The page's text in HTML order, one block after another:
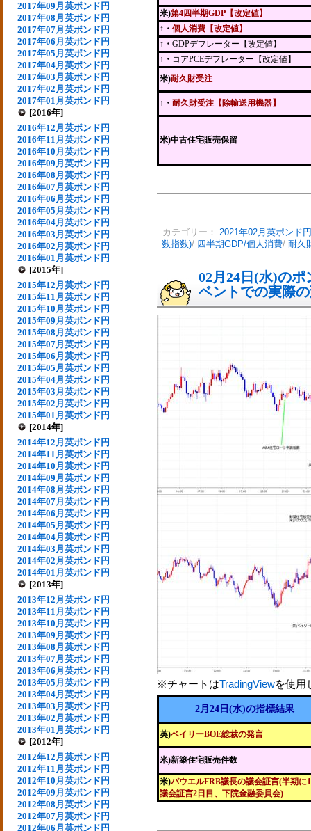
2017年09月英ポンド円
2017年08月英ポンド円
2017年07月英ポンド円
2017年06月英ポンド円
2017年05月英ポンド円
2017年04月英ポンド円
2017年03月英ポンド円
2017年02月英ポンド円
2017年01月英ポンド円
[2016年]
2016年12月英ポンド円
2016年11月英ポンド円
2016年10月英ポンド円
2016年09月英ポンド円
2016年08月英ポンド円
2016年07月英ポンド円
2016年06月英ポンド円
2016年05月英ポンド円
2016年04月英ポンド円
2016年03月英ポンド円
2016年02月英ポンド円
2016年01月英ポンド円
[2015年]
2015年12月英ポンド円
2015年11月英ポンド円
2015年10月英ポンド円
2015年09月英ポンド円
2015年08月英ポンド円
2015年07月英ポンド円
2015年06月英ポンド円
2015年05月英ポンド円
2015年04月英ポンド円
2015年03月英ポンド円
2015年02月英ポンド円
2015年01月英ポンド円
[2014年]
2014年12月英ポンド円
2014年11月英ポンド円
2014年10月英ポンド円
2014年09月英ポンド円
2014年08月英ポンド円
2014年07月英ポンド円
2014年06月英ポンド円
2014年05月英ポンド円
2014年04月英ポンド円
2014年03月英ポンド円
2014年02月英ポンド円
2014年01月英ポンド円
[2013年]
2013年12月英ポンド円
2013年11月英ポンド円
2013年10月英ポンド円
2013年09月英ポンド円
2013年08月英ポンド円
2013年07月英ポンド円
2013年06月英ポンド円
2013年05月英ポンド円
2013年04月英ポンド円
2013年03月英ポンド円
2013年02月英ポンド円
2013年01月英ポンド円
[2012年]
2012年12月英ポンド円
2012年11月英ポンド円
2012年10月英ポンド円
2012年09月英ポンド円
2012年08月英ポンド円
2012年07月英ポンド円
2012年06月英ポンド円
米)第4四半期GDP【改定値】
↑・ 個人消費【改定値】
↑・ GDPデフレーター【改定値】
↑・ コアPCEデフレーター【改定値】
米)耐久財受注
↑ ・ 耐久財受注【除輸送用機器】
米)中古住宅販売保留
カテゴリー： 2021年02月英ポンド円
数指数)/ 四半期GDP/個人消費/ 耐久
02月24日(水)の
ベントでの実際
※チャートはTradingViewを使用
2月24日(水)の指標結果
英)ベイリーBOE総裁の発言
米)新築住宅販売件数
米)パウエルFRB議長の議会証言(半期に
議会証言2日目、下院金融委員会)